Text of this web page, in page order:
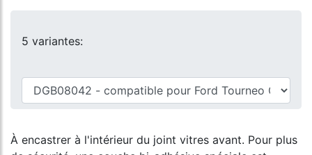
5 variantes:
À encastrer à l'intérieur du joint vitres avant. Pour plus